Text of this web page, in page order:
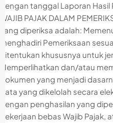
dengan tanggal Laporan Hasil
WAJIB PAJAK DALAM
yang diperiksa adalah:
menghadiri Pemeriksaan
ditentukan khususnya untuk
Memperlihatkan dan/atau
dokumen yang menjadi
data yang dikelolah secara
dengan penghasilan yang
pekerjaan bebas Wajib